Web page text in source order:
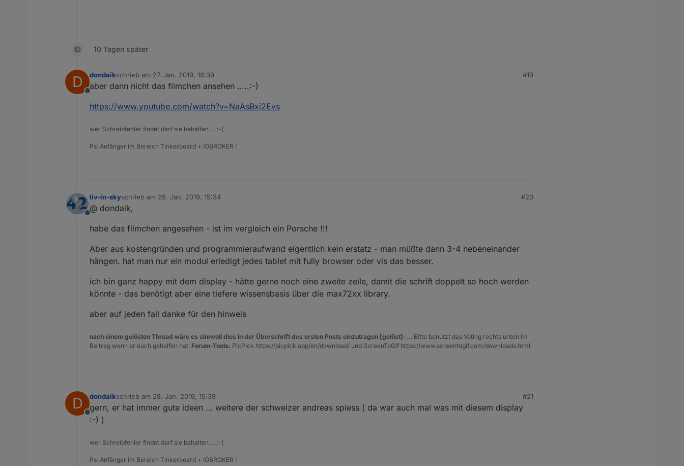
10 Tagen später
D
Offline
dondaikschrieb am 27. Jan. 2019, 18:39
zuletzt editiert von
#19
aber dann nicht das filmchen ansehen …..:-)
https://www.youtube.com/watch?v=NaAsBxi2Evs
wer Schreibfehler findet darf sie behalten … :-(
Ps: Anfänger im Bereich Tinkerboard + IOBROKER !
Offline
liv-in-skyschrieb am 28. Jan. 2019, 15:34
zuletzt editiert von
#20
@ dondaik,
habe das filmchen angesehen - ist im vergleich ein Porsche !!!
Aber aus kostengründen und programmieraufwand eigentlich kein erstatz - man müßte dann 3-4 nebeneinander
hängen. hat man nur ein modul erledigt jedes tablet mit fully browser oder vis das besser.
ich bin ganz happy mit dem display - hätte gerne noch eine zweite zeile, damit die schrift doppelt so hoch werden
könnte - das benötigt aber eine tiefere wissensbasis über die max72xx library.
aber auf jeden fall danke für den hinweis
nach einem gelösten Thread wäre es sinnvoll dies in der Überschrift des ersten Posts einzutragen [gelöst]-... Bitte benutzt das Voting rechts unten im
Beitrag wenn er euch geholfen hat. Forum-Tools: PicPick https://picpick.app/en/download/ und ScreenToGif https://www.screentogif.com/downloads.html
D
Offline
dondaikschrieb am 28. Jan. 2019, 15:39
zuletzt editiert von
#21
gern, er hat immer gute ideen … weitere der schweizer andreas spiess ( da war auch mal was mit diesem display
:-) )
wer Schreibfehler findet darf sie behalten … :-(
Ps: Anfänger im Bereich Tinkerboard + IOBROKER !